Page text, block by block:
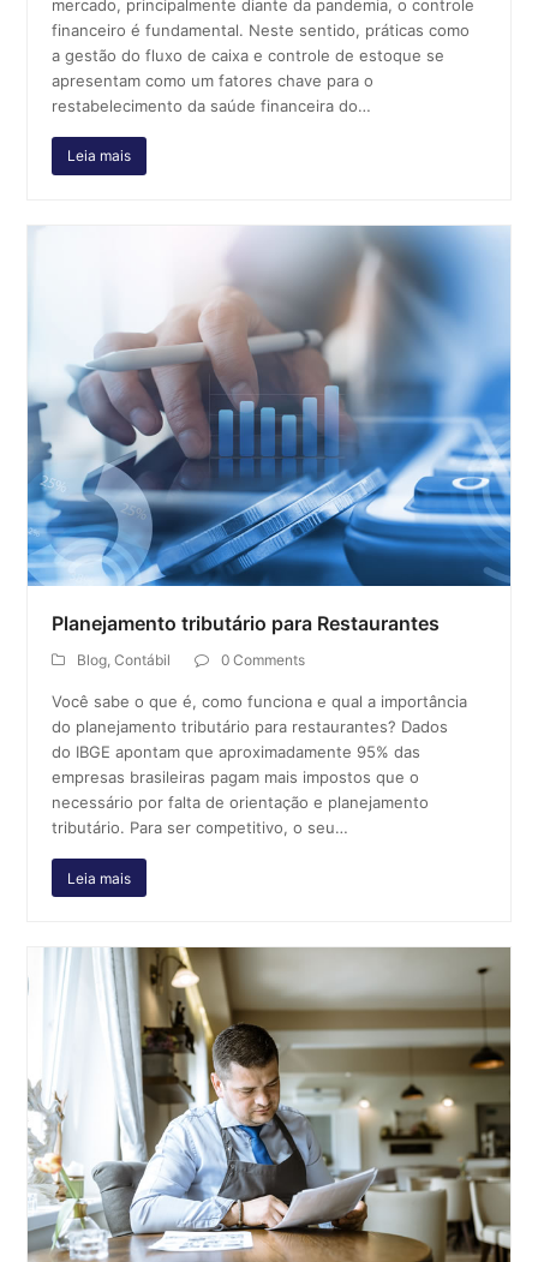
mercado, principalmente diante da pandemia, o controle
financeiro é fundamental. Neste sentido, práticas como
a gestão do fluxo de caixa e controle de estoque se
apresentam como um fatores chave para o
restabelecimento da saúde financeira do…
Leia mais
Planejamento tributário para Restaurantes
Blog,Contábil 0 Comments
Você sabe o que é, como funciona e qual a importância
do planejamento tributário para restaurantes? Dados
do IBGE apontam que aproximadamente 95% das
empresas brasileiras pagam mais impostos que o
necessário por falta de orientação e planejamento
tributário. Para ser competitivo, o seu…
Leia mais